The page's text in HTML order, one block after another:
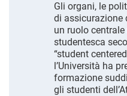
Gli organi, le
di assicurazione
un ruolo
studentesca
“student
l’Università ha
formazione
gli studenti